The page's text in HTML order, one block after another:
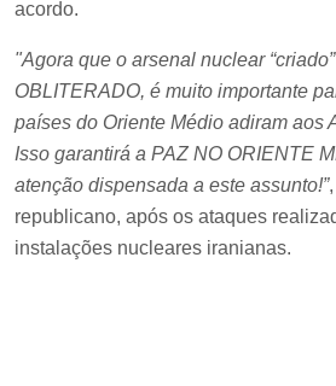
acordo.
"Agora que o arsenal nuclear
OBLITERADO, é muito importante
países do Oriente Médio adiram aos
Isso garantirá a PAZ NO ORIENTE
atenção dispensada a este assunto!”
republicano, após os ataques
instalações nucleares iranianas.